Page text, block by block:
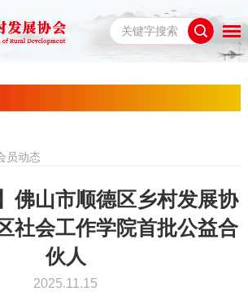
员动态
佛山市顺德区乡村发展协
社会工作学院首批公益合
伙人
2025.11.15